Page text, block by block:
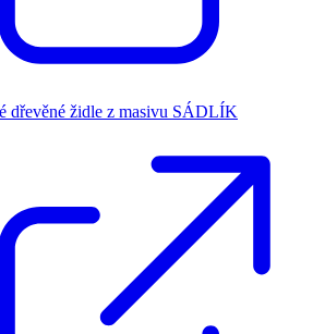
dřevěné židle z masivu SÁDLÍK